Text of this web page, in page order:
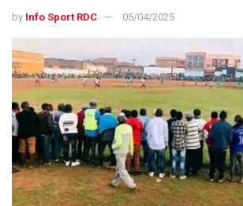
by Info Sport RDC 05/04/2025